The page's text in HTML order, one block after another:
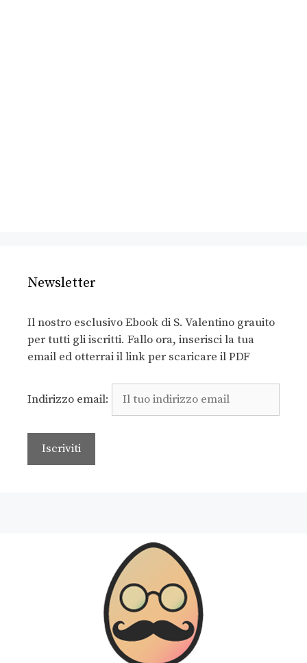
Newsletter
Il nostro esclusivo Ebook di S. Valentino grauito
per tutti gli iscritti. Fallo ora, inserisci la tua
email ed otterrai il link per scaricare il PDF
Indirizzo email: